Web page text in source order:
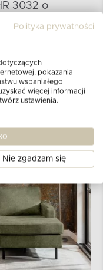
3032 o
doskonałe
długotrwałą
Polityka prywatności
pokazania
wspaniałego
więcej informacji
ustawienia.
Nie zgadzam się